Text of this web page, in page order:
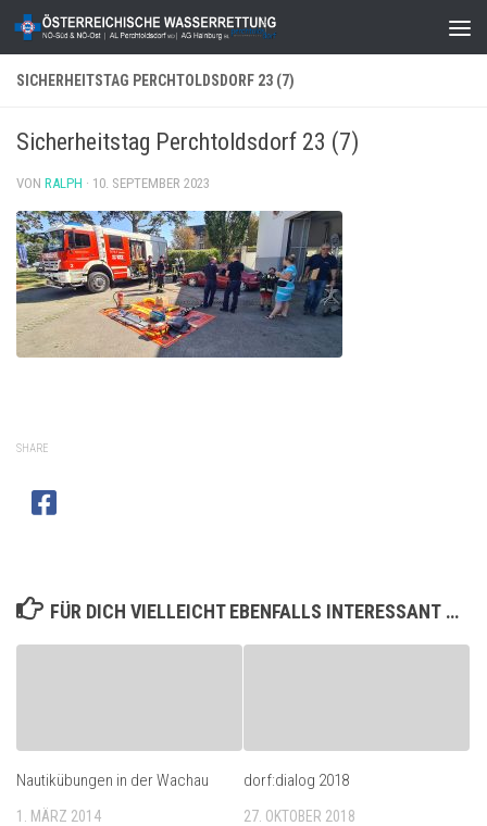
Zum Inhalt springen
SICHERHEITSTAG PERCHTOLDSDORF 23 (7)
Sicherheitstag Perchtoldsdorf 23 (7)
VON RALPH · 10. SEPTEMBER 2023
SHARE
FÜR DICH VIELLEICHT EBENFALLS INTERESSANT …
Nautikübungen in der Wachau
1. MÄRZ 2014
dorf:dialog 2018
27. OKTOBER 2018